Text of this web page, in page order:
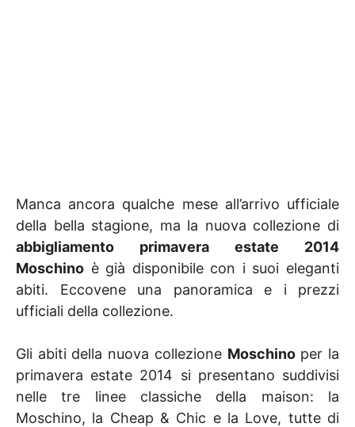
Manca ancora qualche mese all’arrivo ufficiale
della bella stagione, ma la nuova collezione di
abbigliamento primavera estate 2014
Moschino è già disponibile con i suoi eleganti
abiti. Eccovene una panoramica e i prezzi
ufficiali della collezione.
Gli abiti della nuova collezione Moschinoper la
primavera estate 2014 si presentano suddivisi
nelle tre linee classiche della maison: la
Moschino, la Cheap & Chic e la Love, tutte di